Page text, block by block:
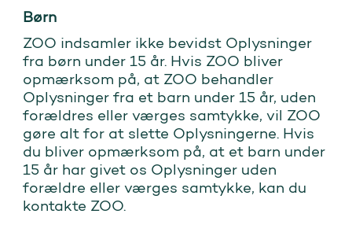
Børn
ZOO indsamler ikke bevidst Oplysninger
fra børn under 15 år. Hvis ZOO bliver
opmærksom på, at ZOO behandler
Oplysninger fra et barn under 15 år, uden
forældres eller værges samtykke, vil ZOO
gøre alt for at slette Oplysningerne. Hvis
du bliver opmærksom på, at et barn under
15 år har givet os Oplysninger uden
forældre eller værges samtykke, kan du
kontakte ZOO.